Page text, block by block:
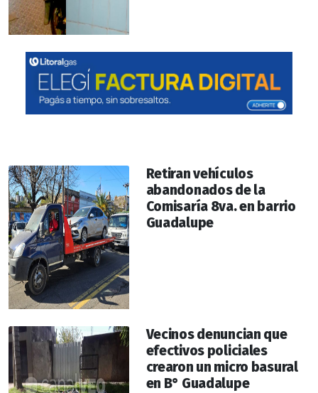
Retiran vehículos
abandonados de la
Comisaría 8va. en barrio
Guadalupe
Vecinos denuncian que
efectivos policiales
crearon un micro basural
en B° Guadalupe